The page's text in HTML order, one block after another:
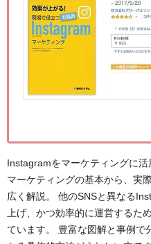
Instagramをマーケティングに活
マーケティングの基本から、実
広く解説。 他のSNSと異なる
上げ、かつ効率的に運営するた
ています。 豊富な図解と事例で